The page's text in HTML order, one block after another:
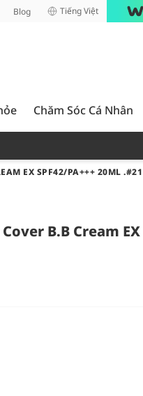
Blog Tiếng Việt
Chăm Sóc Cá Nhân
EX SPF42/PA+++ 20ML .#21
B.B Cream EX